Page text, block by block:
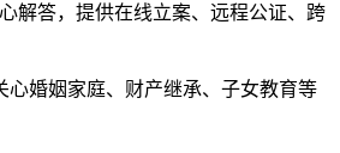
解答，提供在线立案、远程公证、跨
婚姻家庭、财产继承、子女教育等